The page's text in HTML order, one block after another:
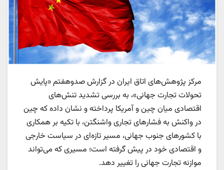
مرکز پژوهش‌های اتاق ایران در گزارش صد‌و‌هفتم «پایش
تحولات تجارت جهانی»، به بررسی تشدید تنش‌های
اقتصادی میان چین و آمریکا پرداخته و نشان داده که چین
در واکنش به فشار‌های تجاری واشنگتن، با تکیه بر همکاری
با کشور‌های جنوب جهانی، مسیر تازه‌ای در سیاست خارجی
و اقتصادی خود در پیش گرفته است؛ مسیری که می‌تواند
موازنه تجارت جهانی را تغییر دهد.